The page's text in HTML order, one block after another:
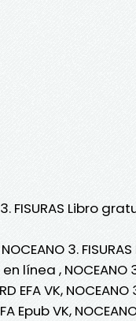
FISURAS Libro
3.
línea , NOCEANO
EFA VK, NOCEANO
Epub VK,